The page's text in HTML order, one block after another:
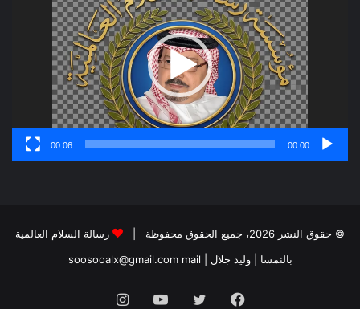
00:00
00:06
© حقوق النشر 2026، جميع الحقوق محفوظة |
رسالة السلام العالمية
بالنمسا | وليد جلال
mail
فيسبوك تويتر يوتيوبانستقرام